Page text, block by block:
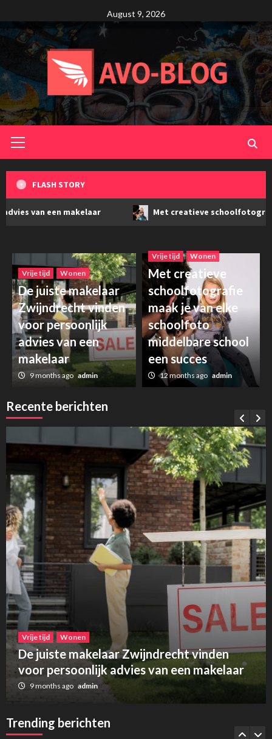
to
content
August 9, 2026
Menu
FLASH STORY
makelaar Met creatieve schoolfotografie maak je
Recente berichten
Vrije tijd Wonen
De juiste makelaar Zwijndrecht vinden
voor persoonlijk advies van een makelaar
9 months ago admin
Vrije tijd Wonen
De juiste makelaar
Zwijndrecht vinden
voor persoonlijk
advies van een
makelaar
9 months ago admin
Vrije tijd Wonen
Met creatieve
schoolfotografie
maak je van elke
schoolfoto
middelbare school
een succes
12 months ago admin
Trending berichten
3
Zakelijk
Een multifunctionele A3 printer slim printer
leasen voor je bedrijf
Vrije tijd Wonen
Hoe Urban Sofa jouw interieur naar een
hoger niveau tilt
5
Duurzaam en snel huis bouwen met
houtskeletbouw